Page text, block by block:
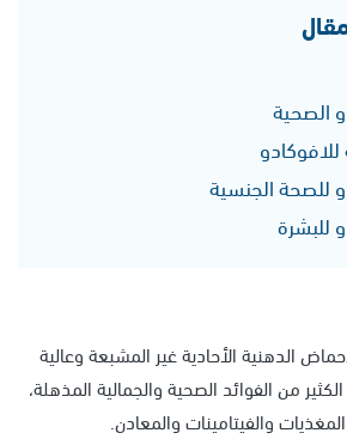
الصحية
للافوكادو
للصحة الجنسية
للبشرة
الدهنية الأحادية غير المشبعة وعالية
من الفوائد الصحية والجمالية المذهلة،
والفيتامينات والمعادن.